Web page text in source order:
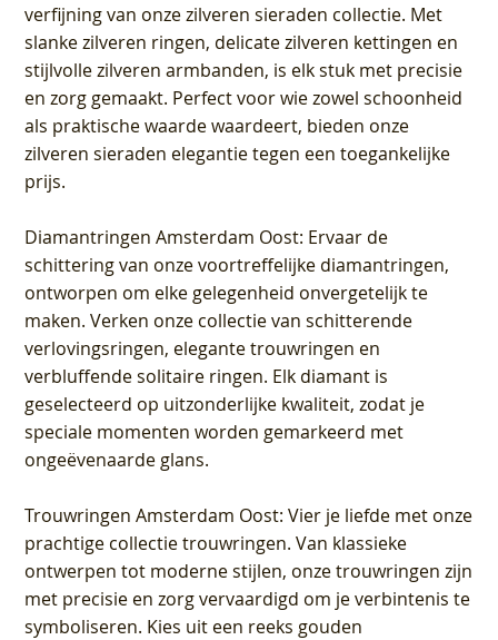
verfijning van onze zilveren sieraden collectie. Met
slanke zilveren ringen, delicate zilveren kettingen en
stijlvolle zilveren armbanden, is elk stuk met precisie
en zorg gemaakt. Perfect voor wie zowel schoonheid
als praktische waarde waardeert, bieden onze
zilveren sieraden elegantie tegen een toegankelijke
prijs.
Diamantringen Amsterdam Oost: Ervaar de
schittering van onze voortreffelijke diamantringen,
ontworpen om elke gelegenheid onvergetelijk te
maken. Verken onze collectie van schitterende
verlovingsringen, elegante trouwringen en
verbluffende solitaire ringen. Elk diamant is
geselecteerd op uitzonderlijke kwaliteit, zodat je
speciale momenten worden gemarkeerd met
ongeëvenaarde glans.
Trouwringen Amsterdam Oost: Vier je liefde met onze
prachtige collectie trouwringen. Van klassieke
ontwerpen tot moderne stijlen, onze trouwringen zijn
met precisie en zorg vervaardigd om je verbintenis te
symboliseren. Kies uit een reeks gouden